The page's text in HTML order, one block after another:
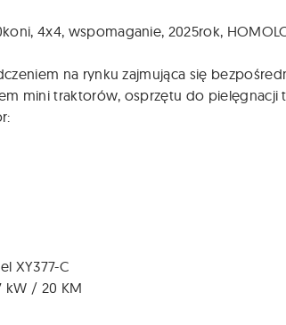
4x4, wspomaganie, 2025rok,
na rynku zajmująca się
mini traktorów, osprzętu do pielęgnacji
XY377-C
kW / 20 KM